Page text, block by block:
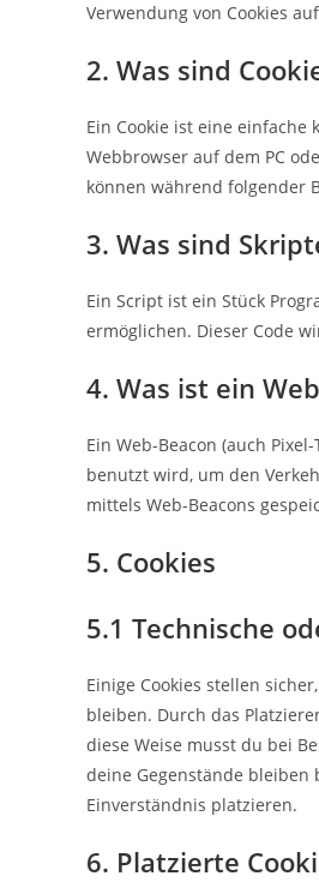
Verwendung von Cookies
2. Was sind
Ein Cookie ist eine
Webbrowser auf dem PC
können während folgender
3. Was sind
Ein Script ist ein Stück
ermöglichen. Dieser Code
4. Was ist ein
Ein Web-Beacon (auch
benutzt wird, um den
mittels Web-Beacons
5. Cookies
5.1 Technische
Einige Cookies stellen
bleiben. Durch das
diese Weise musst du bei
deine Gegenstände bleiben
Einverständnis platzieren.
6. Platzierte